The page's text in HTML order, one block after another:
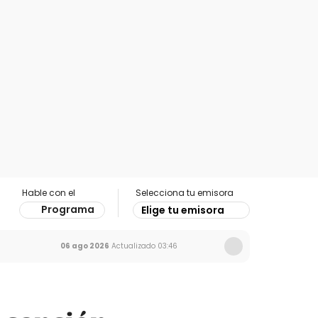
Hable con el
Programa
Selecciona tu emisora
Elige tu emisora
06 ago 2026 Actualizado 03:46